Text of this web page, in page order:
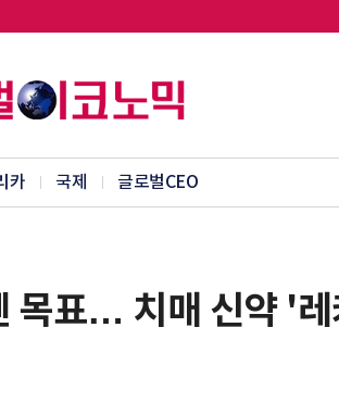
카 국제 글로벌CEO
표… 치매 신약 '레